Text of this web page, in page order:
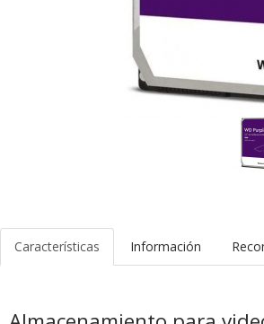
Características Información